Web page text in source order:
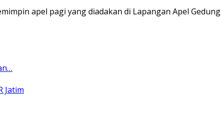
apel pagi yang diadakan di Lapangan Apel
Jatim